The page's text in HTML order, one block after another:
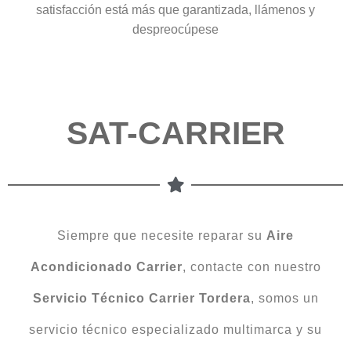
satisfacción está más que garantizada, llámenos y
despreocúpese
SAT-CARRIER
Siempre que necesite reparar su Aire
Acondicionado Carrier, contacte con nuestro
Servicio Técnico Carrier Tordera, somos un
servicio técnico especializado multimarca y su